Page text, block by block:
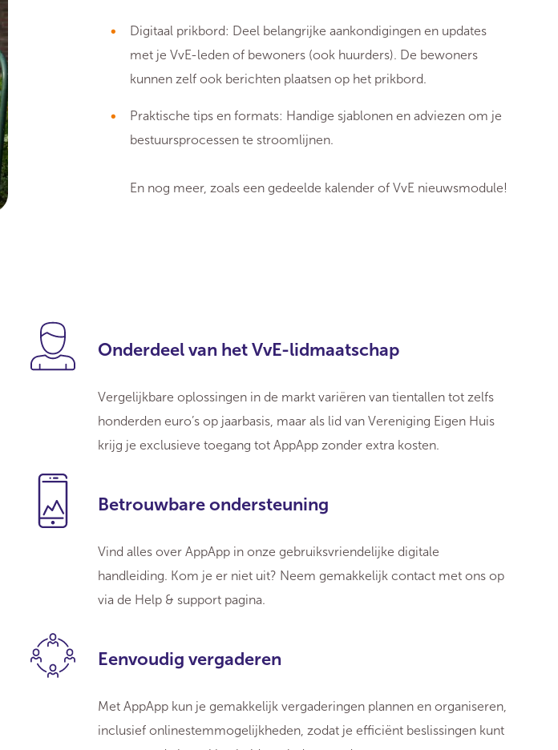
Digitaal prikbord: Deel belangrijke aankondigingen en updates
met je VvE-leden of bewoners (ook huurders). De bewoners
kunnen zelf ook berichten plaatsen op het prikbord.
Praktische tips en formats: Handige sjablonen en adviezen om je
bestuursprocessen te stroomlijnen.
En nog meer, zoals een gedeelde kalender of VvE nieuwsmodule!
Onderdeel van het VvE-lidmaatschap
Vergelijkbare oplossingen in de markt variëren van tientallen tot zelfs
honderden euro’s op jaarbasis, maar als lid van Vereniging Eigen Huis
krijg je exclusieve toegang tot AppApp zonder extra kosten.
Betrouwbare ondersteuning
Vind alles over AppApp in onze gebruiksvriendelijke digitale
handleiding. Kom je er niet uit? Neem gemakkelijk contact met ons op
via de Help & support pagina.
Eenvoudig vergaderen
Met AppApp kun je gemakkelijk vergaderingen plannen en organiseren,
inclusief onlinestemmogelijkheden, zodat je efficiënt beslissingen kunt